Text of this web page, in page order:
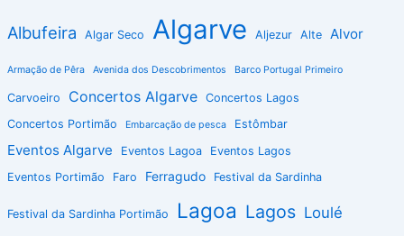
Albufeira Algar Seco Algarve Aljezur Alte Alvor
Armação de Pêra Avenida dos Descobrimentos Barco Portugal Primeiro
Carvoeiro Concertos Algarve
Concertos Lagos
Concertos Portimão
Embarcação de pesca Estômbar
Eventos Algarve Eventos Lagoa
Eventos Lagos
Eventos Portimão
Faro Ferragudo Festival da Sardinha
Festival da Sardinha Portimão Lagoa Lagos Loulé